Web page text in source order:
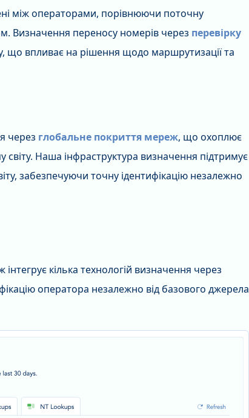
між операторами, порівнюючи поточну
Визначення переносу номерів через перевірку
що впливає на рішення щодо маршрутизації та
через глобальне покриття мереж, що охоплює
світу. Наша інфраструктура визначення підтримує
забезпечуючи точну ідентифікацію незалежно
кілька технологій визначення через
оператора незалежно від базового джерела